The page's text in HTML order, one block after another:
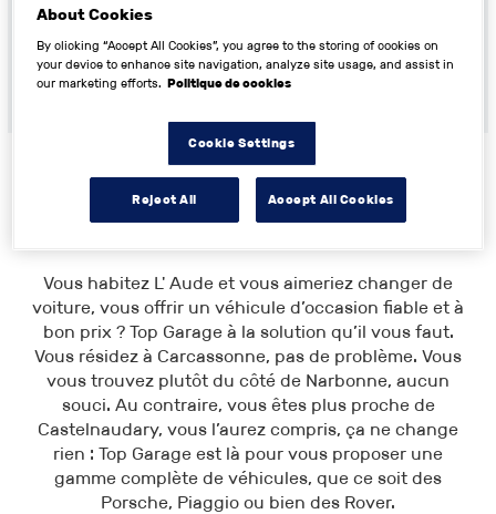
RECHERCHER
Toutes les annonces>Languedoc-Roussillon> Aude
Vous habitez L' Aude et vous aimeriez changer de
voiture, vous offrir un véhicule d’occasion fiable et à
bon prix ? Top Garage à la solution qu’il vous faut.
Vous résidez à Carcassonne, pas de problème. Vous
vous trouvez plutôt du côté de Narbonne, aucun
souci. Au contraire, vous êtes plus proche de
Castelnaudary, vous l’aurez compris, ça ne change
rien : Top Garage est là pour vous proposer une
gamme complète de véhicules, que ce soit des
Porsche, Piaggio ou bien des Rover.
About Cookies
By clicking “Accept All Cookies”, you agree to the storing of cookies on
your device to enhance site navigation, analyze site usage, and assist in
our marketing efforts. Politique de cookies
Cookie Settings
Reject All Accept All Cookies